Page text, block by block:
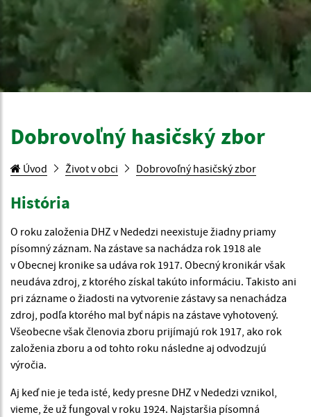
Dobrovoľný hasičský zbor
Úvod Život v obci Dobrovoľný hasičský zbor
História
O roku založenia DHZ v Nededzi neexistuje žiadny priamy
písomný záznam. Na zástave sa nachádza rok 1918 ale
v Obecnej kronike sa udáva rok 1917. Obecný kronikár však
neudáva zdroj, z ktorého získal takúto informáciu. Takisto ani
pri zázname o žiadosti na vytvorenie zástavy sa nenachádza
zdroj, podľa ktorého mal byť nápis na zástave vyhotovený.
Všeobecne však členovia zboru prijímajú rok 1917, ako rok
založenia zboru a od tohto roku následne aj odvodzujú
výročia.
Aj keď nie je teda isté, kedy presne DHZ v Nededzi vznikol,
vieme, že už fungoval v roku 1924. Najstaršia písomná